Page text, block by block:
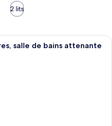
2 lits
Une chambre d’hôtel avec un lit,
salle de bains attenante